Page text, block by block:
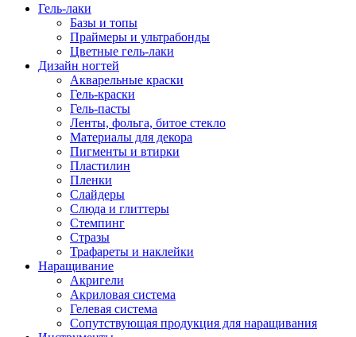
Гель-лаки
Базы и топы
Праймеры и ультрабонды
Цветные гель-лаки
Дизайн ногтей
Акварельные краски
Гель-краски
Гель-пасты
Ленты, фольга, битое стекло
Материалы для декора
Пигменты и втирки
Пластилин
Пленки
Слайдеры
Слюда и глиттеры
Стемпинг
Стразы
Трафареты и наклейки
Наращивание
Акригели
Акриловая система
Гелевая система
Сопутствующая продукция для наращивания